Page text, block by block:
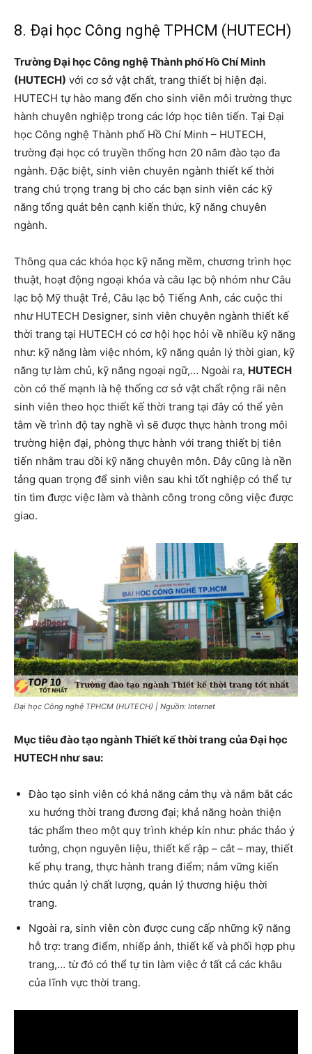
8. Đại học Công nghệ TPHCM (HUTECH)
Trường Đại học Công nghệ Thành phố Hồ Chí Minh
(HUTECH) với cơ sở vật chất, trang thiết bị hiện đại.
HUTECH tự hào mang đến cho sinh viên môi trường thực
hành chuyên nghiệp trong các lớp học tiên tiến. Tại Đại
học Công nghệ Thành phố Hồ Chí Minh – HUTECH,
trường đại học có truyền thống hơn 20 năm đào tạo đa
ngành. Đặc biệt, sinh viên chuyên ngành thiết kế thời
trang chú trọng trang bị cho các bạn sinh viên các kỹ
năng tổng quát bên cạnh kiến ​​thức, kỹ năng chuyên
ngành.
Thông qua các khóa học kỹ năng mềm, chương trình học
thuật, hoạt động ngoại khóa và câu lạc bộ nhóm như Câu
lạc bộ Mỹ thuật Trẻ, Câu lạc bộ Tiếng Anh, các cuộc thi
như HUTECH Designer, sinh viên chuyên ngành thiết kế
thời trang tại HUTECH có cơ hội học hỏi về nhiều kỹ năng
như: kỹ năng làm việc nhóm, kỹ năng quản lý thời gian, kỹ
năng tự làm chủ, kỹ năng ngoại ngữ,… Ngoài ra, HUTECH
còn có thế mạnh là hệ thống cơ sở vật chất rộng rãi nên
sinh viên theo học thiết kế thời trang tại đây có thể yên
tâm về trình độ tay nghề vì sẽ được thực hành trong môi
trường hiện đại, phòng thực hành với trang thiết bị tiên
tiến nhằm trau dồi kỹ năng chuyên môn. Đây cũng là nền
tảng quan trọng để sinh viên sau khi tốt nghiệp có thể tự
tin tìm được việc làm và thành công trong công việc được
giao.
Đại học Công nghệ TPHCM (HUTECH) | Nguồn: Internet
Mục tiêu đào tạo ngành Thiết kế thời trang của Đại học
HUTECH như sau:
Đào tạo sinh viên có khả năng cảm thụ và nắm bắt các
xu hướng thời trang đương đại; khả năng hoàn thiện
tác phẩm theo một quy trình khép kín như: phác thảo ý
tưởng, chọn nguyên liệu, thiết kế rập – cắt – may, thiết
kế phụ trang, thực hành trang điểm; nắm vững kiến
thức quản lý chất lượng, quản lý thương hiệu thời
trang.
Ngoài ra, sinh viên còn được cung cấp những kỹ năng
hỗ trợ: trang điểm, nhiếp ảnh, thiết kế và phối hợp phụ
trang,… từ đó có thể tự tin làm việc ở tất cả các khâu
của lĩnh vực thời trang.